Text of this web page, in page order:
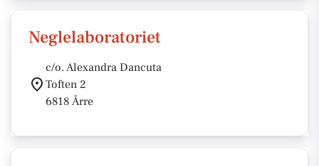
Neglelaboratoriet
c/o. Alexandra Dancuta
Toften 2
6818 Årre